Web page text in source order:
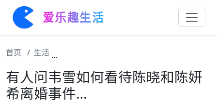
爱乐趣生活
首页 生活
有人问韦雪如何看待陈晓和陈妍
希离婚事件…